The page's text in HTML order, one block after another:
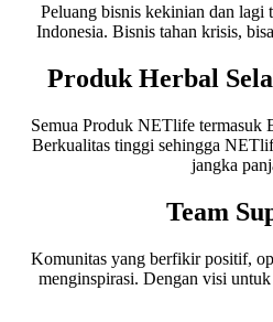
Peluang bisnis kekinian dan lagi
Indonesia. Bisnis tahan krisis,
Produk Herbal
Semua Produk NETlife termasuk
Berkualitas tinggi sehingga
jangka
Team
Komunitas yang berfikir positif,
menginspirasi. Dengan visi untuk